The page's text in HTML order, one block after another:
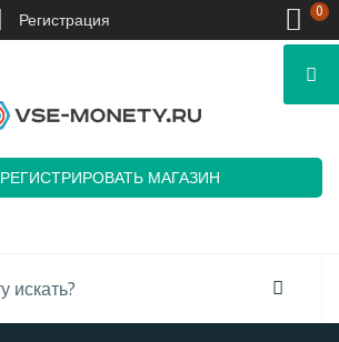
МАГАЗИН
Регистрация 0